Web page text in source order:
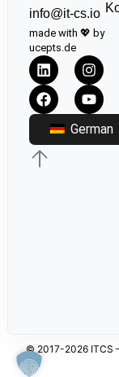
info@it-cs.io
made with 💖 by
ucepts.de
German
© 2017-2026 ITCS